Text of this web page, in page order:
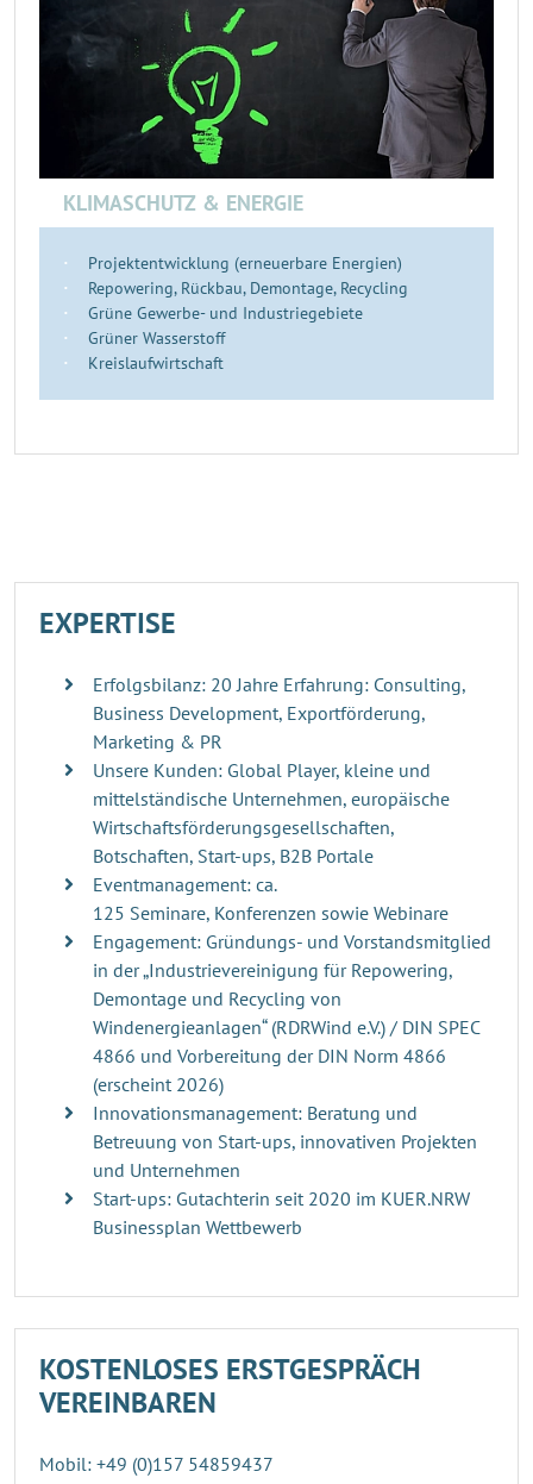
KLIMASCHUTZ & ENERGIE
Projektentwicklung (erneuerbare Energien)
Repowering, Rückbau, Demontage, Recycling
Grüne Gewerbe- und Industriegebiete
Grüner Wasserstoff
Kreislaufwirtschaft
EXPERTISE
Erfolgsbilanz: 20 Jahre Erfahrung: Consulting,
Business Development, Exportförderung,
Marketing & PR
Unsere Kunden: Global Player, kleine und
mittelständische Unternehmen, europäische
Wirtschaftsförderungsgesellschaften,
Botschaften, Start-ups, B2B Portale
Eventmanagement: ca.
125 Seminare, Konferenzen sowie Webinare
Engagement: Gründungs- und Vorstandsmitglied
in der „Industrievereinigung für Repowering,
Demontage und Recycling von
Windenergieanlagen“ (RDRWind e.V.) / DIN SPEC
4866 und Vorbereitung der DIN Norm 4866
(erscheint 2026)
Innovationsmanagement: Beratung und
Betreuung von Start-ups, innovativen Projekten
und Unternehmen
Start-ups: Gutachterin seit 2020 im KUER.NRW
Businessplan Wettbewerb
KOSTENLOSES ERSTGESPRÄCH
VEREINBAREN
Mobil: +49 (0)157 54859437